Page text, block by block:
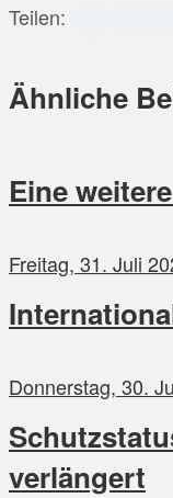
Teilen:
Ähnliche
Eine
Freitag, 31. Juli
Donnerstag, 30.
verlängert